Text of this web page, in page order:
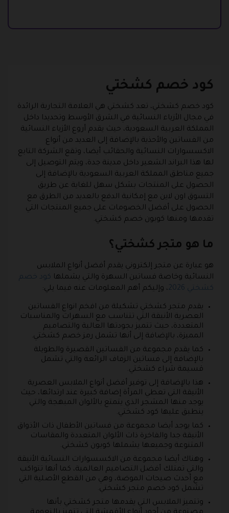
كود خصم كشختي
كود خصم كشختي، تعد كشختي هي العلامة التجارية الرائدة
في مجال الأزياء النسائية في الشرق الأوسط وتحديدا داخل
المملكة العربية السعودية، حيث يقدم أروع الأزياء النسائية
من الفساتين والأحذية بالإضافة إلى العديد من أنواع
الاكسسوارات النسائية والحقائب أيضا، وتقع الشركة التابع
لها هذا البراند الشعير داخل مدينة جدة، ويتم التوصيل إلى
جميع مناطق المملكة العربية السعودية بالإضافة إلى
الحصول على المنتجات بشكل سهل للغاية عن طريق
التسوق اون لاين مع إمكانية الدفع بالعديد من الطرق مع
الحصول على أفضل الخصومات على جميع المنتجات التي
تقدمها ومنها كوبون خصم كشختي.
ما هو متجر كشختي؟
هو عبارة عن متجر إلكتروني يقدم أفضل أنواع الملابس
النسائية وخاصة فساتين السهرة والتي يشملها كود خصم
كشختي 2026
، وإليكم أهم المعلومات عنه فيما يلي:
يقدم متجر كشختي تشكيلة من افخم انواع الفساتين
العصرية الأنيقة التي تتناسب مع السهرات والمناسبات
المتعددة، حيث تتميز بجودتها العالية والتصاميم
المميزة، بالإضافة إلى أنها تشمل رمز خصم كشختي.
كما يقدم مجموعة من الفساتين القصيرة والطويلة
بالإضافة إلى فساتين الزفاف الرائعة والتي تشمل
قسيمة شراء كشختي.
هذا بالإضافة إلى توفير أفضل أنواع الملابس العصرية
الأنيقة التي تعطي المرأة إضافة كبيرة عند ارتدائها، حيث
يوجد منها المشجر الذي يتمتع بالألوان المبهجة والتي
ينطبق عليها كود كشختي.
كما يوجد أيضا مجموعة من فساتين الأطفال ذات الأذواق
الأنيقة جدا والفاخرة ذات الألوان المتعددة والمقاسات
المتنوعة وجميعها يشملها كوبون كشختي.
وهناك أيضا مجموعة من الاكسسوارات النسائية الأنيقة
والتي تمتلك أفضل التصاميم العالمية، كما أنها تتواكب
مع أحدث صيحات الموضة، وهي من القطع الأصلية التي
تشمل كود خصم متجر كشختي.
وتتميز الملابس التي يقدمها متجر كشختي بأنها